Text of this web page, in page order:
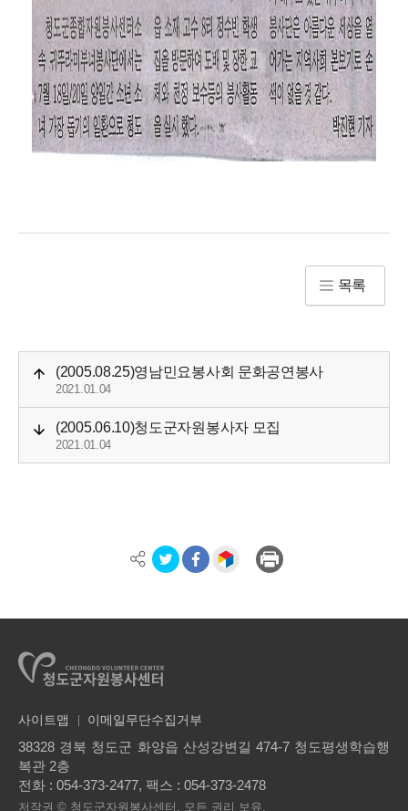
목록
(2005.08.25)영남민요봉사회 문화공연봉사
2021.01.04
(2005.06.10)청도군자원봉사자 모집
2021.01.04
사이트맵 이메일무단수집거부
38328 경북 청도군 화양읍 산성강변길 474-7 청도평생학습행
복관 2층
전화 : 054-373-2477, 팩스 : 054-373-2478
저작권 © 청도군자원봉사센터. 모든 권리 보유.